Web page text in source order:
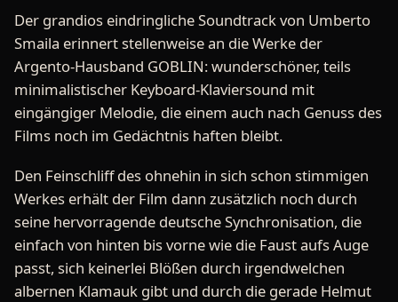
Der grandios eindringliche Soundtrack von Umberto
Smaila erinnert stellenweise an die Werke der
Argento-Hausband GOBLIN: wunderschöner, teils
minimalistischer Keyboard-Klaviersound mit
eingängiger Melodie, die einem auch nach Genuss des
Films noch im Gedächtnis haften bleibt.
Den Feinschliff des ohnehin in sich schon stimmigen
Werkes erhält der Film dann zusätzlich noch durch
seine hervorragende deutsche Synchronisation, die
einfach von hinten bis vorne wie die Faust aufs Auge
passt, sich keinerlei Blößen durch irgendwelchen
albernen Klamauk gibt und durch die gerade Helmut